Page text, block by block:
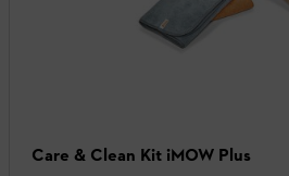
Care & Clean Kit iMOW Plus